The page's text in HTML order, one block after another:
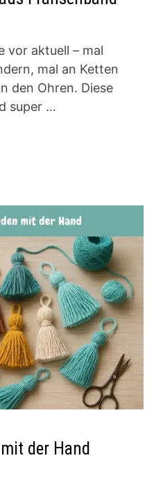
vor aktuell – mal
mal an Ketten
den Ohren. Diese
super …
der Hand